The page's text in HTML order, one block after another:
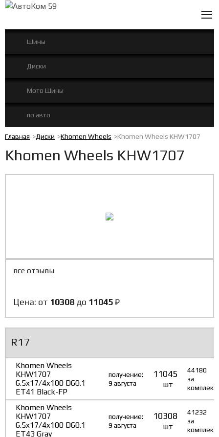
Шины
Диски
Мото Шины
по авто
Главная Диски Khomen Wheels Khomen Wheels KHW1707
Khomen Wheels KHW1707
все отзывы
Цена: от 10308 до 11045₽
R17
Khomen Wheels
KHW1707
6.5x17/4x100 D60.1
ET41 Black-FP
получение:
9 августа
11045
шт
44180
за
комплект
Khomen Wheels
KHW1707
6.5x17/4x100 D60.1
ET43 Gray
получение:
9 августа
10308
шт
41232
за
комплект